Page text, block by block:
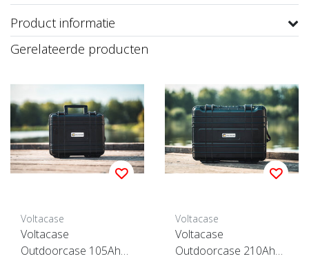
Product informatie
Gerelateerde producten
Voltacase
Voltacase
Outdoorcase 105Ah
Voltacase
Voltacase
Outdoorcase 210Ah